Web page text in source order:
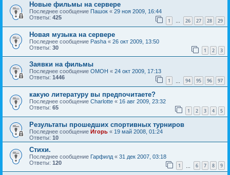
Новые фильмы на сервере
Последнее сообщение Пашок « 29 ноя 2009, 16:44
Ответы: 425 1 … 26 27 28 29
Новая музыка на сервере
Последнее сообщение Pasha « 26 окт 2009, 13:50
Ответы: 30 1 2 3
Заявки на фильмы
Последнее сообщение OMOH « 24 окт 2009, 17:13
Ответы: 1446 1 94 95 96 97
какую литературу вы предпочитаете?
Последнее сообщение Charlotte « 16 авг 2009, 23:32
Ответы: 65 1 2 3 4 5
Результаты прошедших спортивных турниров
Последнее сообщение Игорь « 19 май 2008, 01:24
Ответы: 10
Стихи.
Последнее сообщение Гарфилд « 31 дек 2007, 03:18
Ответы: 120 1 6 7 8 9